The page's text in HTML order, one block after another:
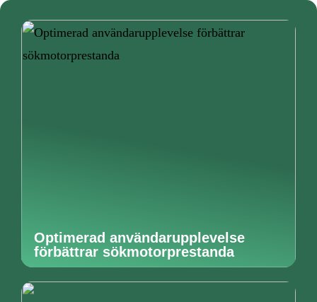
Optimerad användarupplevelse
förbättrar sökmotorprestanda